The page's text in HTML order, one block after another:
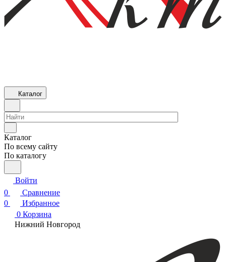
Каталог
Каталог
По всему сайту
По каталогу
Войти
0
Сравнение
0
Избранное
0 Корзина
Нижний Новгород